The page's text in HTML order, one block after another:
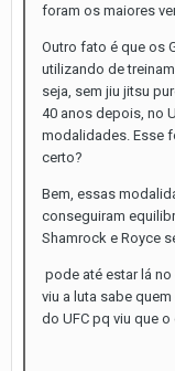
foram os maiores
Outro fato é que os
utilizando de
seja, sem jiu jitsu
40 anos depois, no
modalidades. Esse
certo?
Bem, essas
conseguiram
Shamrock e Royce
pode até estar lá
viu a luta sabe
do UFC pq viu que